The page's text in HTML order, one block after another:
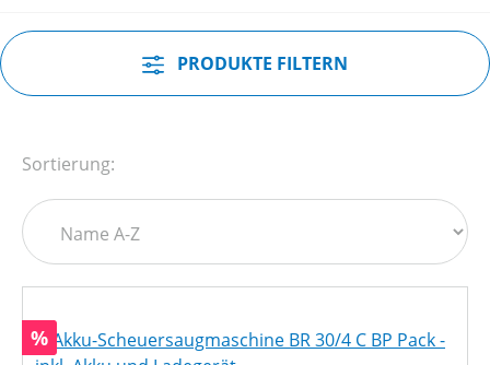
PRODUKTE FILTERN
Sortierung:
Rabatt
%